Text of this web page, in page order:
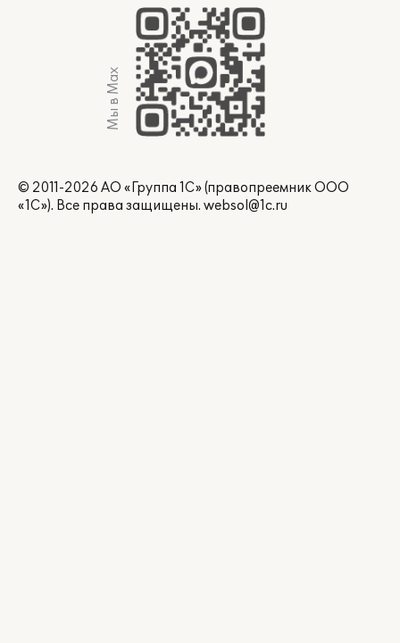
Мы в Max
© 2011-2026 АО «Группа 1С» (правопреемник ООО
«1С»). Все права защищены. websol@1c.ru